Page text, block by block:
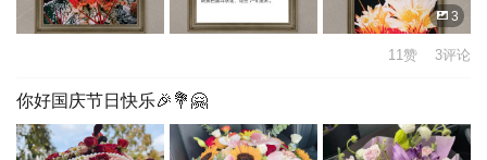
3
11赞 3评论
你好国庆节日快乐🎉💐🤗